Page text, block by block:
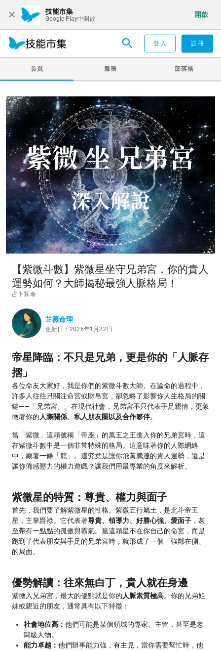
技能市集
Google Play中開啟
開啟
登入 註冊
首頁 服務 部落格
【紫微斗數】紫微星坐守兄弟宮，你的貴人
運勢如何？大師揭秘最強人脈格局！
占卜算命
芷薇命理
更新日：2026年1月22日
帝星降臨：不只是兄弟，更是你的「人脈存
摺」
各位命友大家好，我是你們的紫微斗數大師。在論命的過程中，
許多人往往只關注命宮或財帛宮，卻忽略了影響你人生格局的關
鍵——「兄弟宮」。在現代社會，兄弟宮不只代表手足親情，更象
徵著你的 人際關係、私人朋友圈以及合作夥伴。
當「紫微」這顆號稱「帝座」的萬王之王進入你的兄弟宮時，這
在紫微斗數中是一個非常特殊的格局。這意味著你的人際網絡
中，藏著一條「龍」。這究竟是讓你飛黃騰達的貴人運勢，還是
讓你備感壓力的權力遊戲？讓我們用最專業的角度來解析。
紫微星的特質：尊貴、權力與面子
首先，我們要了解紫微星的性格。紫微五行屬土，是北斗帝王
星，主掌爵祿。它代表著尊貴、領導力、好勝心強、愛面子 ，甚
至帶有一點點的孤傲與霸氣。當這顆星不在你自己的命宮，而是
跑到了代表朋友與手足的兄弟宮時，就形成了一個「強鄰在側」
的局面。
優勢解讀：往來無白丁，貴人就在身邊
紫微入兄弟宮，最大的優點就是你的 人脈素質極高。你的兄弟姐
妹或親近的朋友，通常具有以下特徵：
社會地位高： 他們可能是某個領域的專家、主管，甚至是老
闆級人物。
能力卓越： 他們辦事能力強，有主見，當你需要幫忙時，他